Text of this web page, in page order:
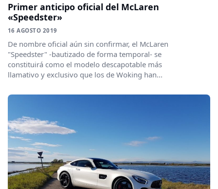
Primer anticipo oficial del McLaren
«Speedster»
16 AGOSTO 2019
De nombre oficial aún sin confirmar, el McLaren
"Speedster" -bautizado de forma temporal- se
constituirá como el modelo descapotable más
llamativo y exclusivo que los de Woking han...